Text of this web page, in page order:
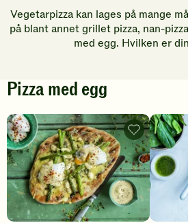
Vegetarpizza kan lages på mange
på blant annet grillet pizza, nan-
med egg. Hvilken er
Pizza med egg
Pizza
med
posjert
egg
og
asparges
-
legg
til